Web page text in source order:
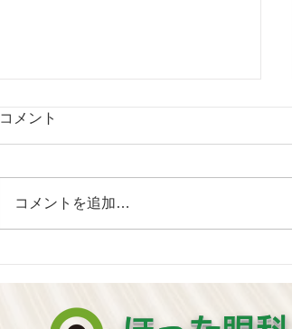
2021年夏期休暇のお知らせ
8月10日から8月15日までお休み
コメント
コメントを追加…